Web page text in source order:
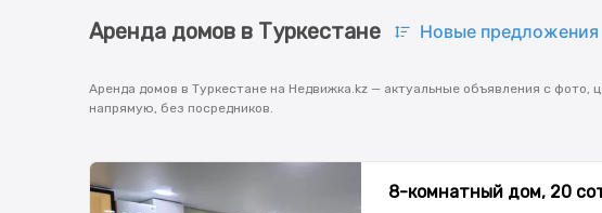
Аренда домов в Туркестане Новые предложения
Аренда домов в Туркестане на Недвижка.kz — актуальные объявления с
напрямую, без посредников.
8-комнатный дом, 20